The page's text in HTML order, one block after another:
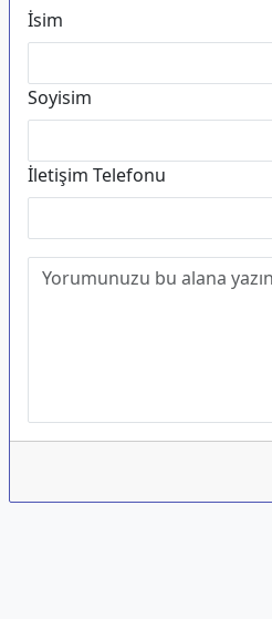
İsim
Soyisim
İletişim Telefonu